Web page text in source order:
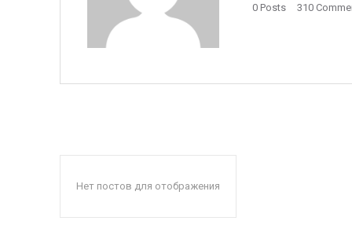
0 Posts 310
Нет постов для отображения